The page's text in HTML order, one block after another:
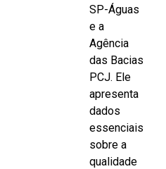
SP-Águas
e a
Agência
das Bacias
PCJ. Ele
apresenta
dados
essenciais
sobre a
qualidade